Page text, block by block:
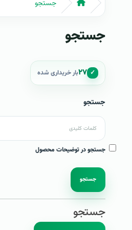
جستجو
جستجو
✓ ۲۷بار خریداری شده
جستجو
جستجو در توضیحات محصول
جستجو
جستجو